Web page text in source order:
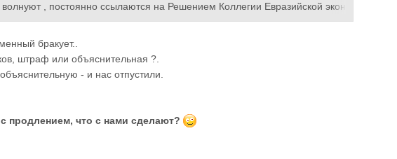
, постоянно ссылаются на Решением Коллегии Евразийской экон
тк еаэс , коротко 400 км от Инмара до Каменного , 66 км в день ехать
бракует..
штраф или объяснительная ?.
- и нас отпустили.
продлением, что с нами сделают?